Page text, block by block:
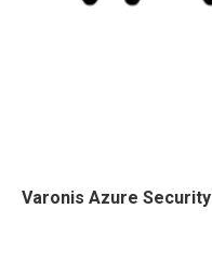
Varonis Azure Security